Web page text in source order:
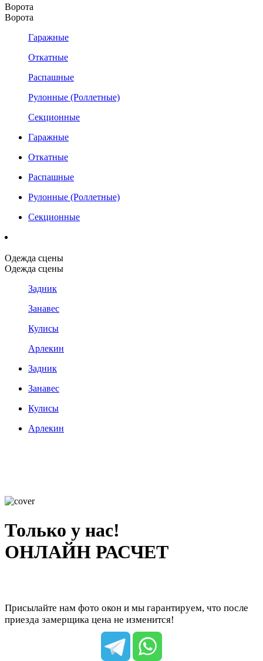
Ворота
Ворота
Гаражные
Откатные
Распашные
Рулонные (Роллетные)
Секционные
Гаражные
Откатные
Распашные
Рулонные (Роллетные)
Секционные
Одежда сцены
Одежда сцены
Задник
Занавес
Кулисы
Арлекин
Задник
Занавес
Кулисы
Арлекин
Только у нас!
ОНЛАЙН РАСЧЕТ
Присылайте нам фото окон и мы гарантируем, что после
приезда замерщика цена не изменится!